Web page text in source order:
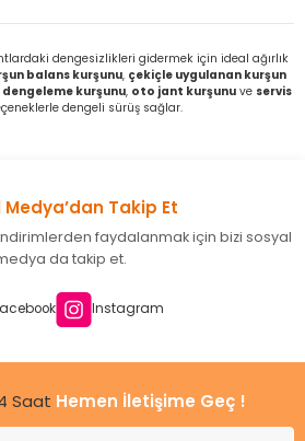
dengesizlikleri gidermek için ideal ağırlık
balans kurşunu, çekiçle uygulanan kurşun
kurşunu, oto jant kurşunu ve servis
dengeli sürüş sağlar.
Medya’dan Takip Et
faydalanmak için bizi sosyal
da takip et.
Instagram
Saat Hemen İletişime Geç !